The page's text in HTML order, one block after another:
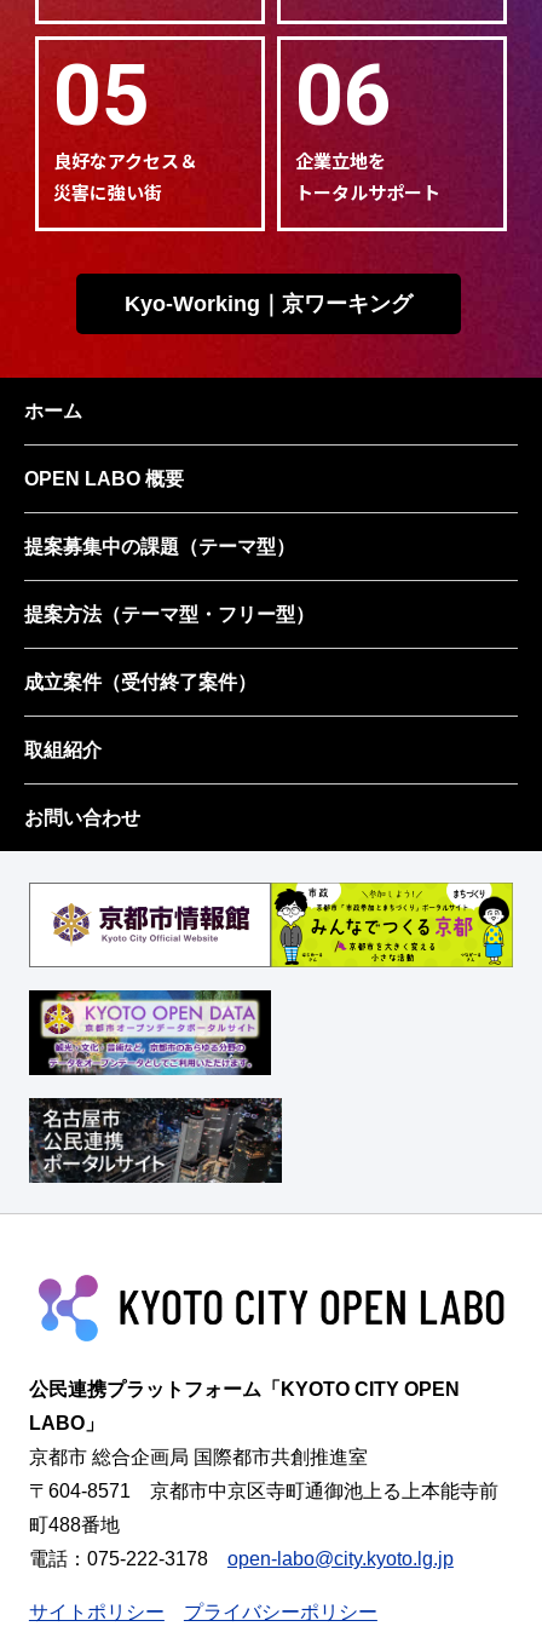
05
良好なアクセス＆
災害に強い街
06
企業立地を
トータルサポート
Kyo-Working｜京ワーキング
ホーム
OPEN LABO 概要
提案募集中の課題 （テーマ型）
提案方法（テーマ型・フリー型）
成立案件（受付終了案件）
取組紹介
お問い合わせ
公民連携プラットフォーム「KYOTO CITY OPEN
LABO」
京都市 総合企画局 国際都市共創推進室
〒604-8571 京都市中京区寺町通御池上る上本能寺前
町488番地
電話：075-222-3178 open-labo@city.kyoto.lg.jp
サイトポリシー プライバシーポリシー